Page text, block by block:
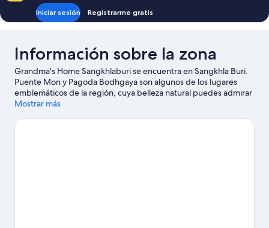
Iniciar sesión Registrarme gratis
Información sobre la zona
Grandma's Home Sangkhlaburi se encuentra en Sangkhla Buri.
Puente Mon y Pagoda Bodhgaya son algunos de los lugares
emblemáticos de la región, cuya belleza natural puedes admirar
en Parque nacional de Khao Laem y Lago Khao Laem. Reserva
actividades como las rutas a pie o en bicicleta.
Mostrar más